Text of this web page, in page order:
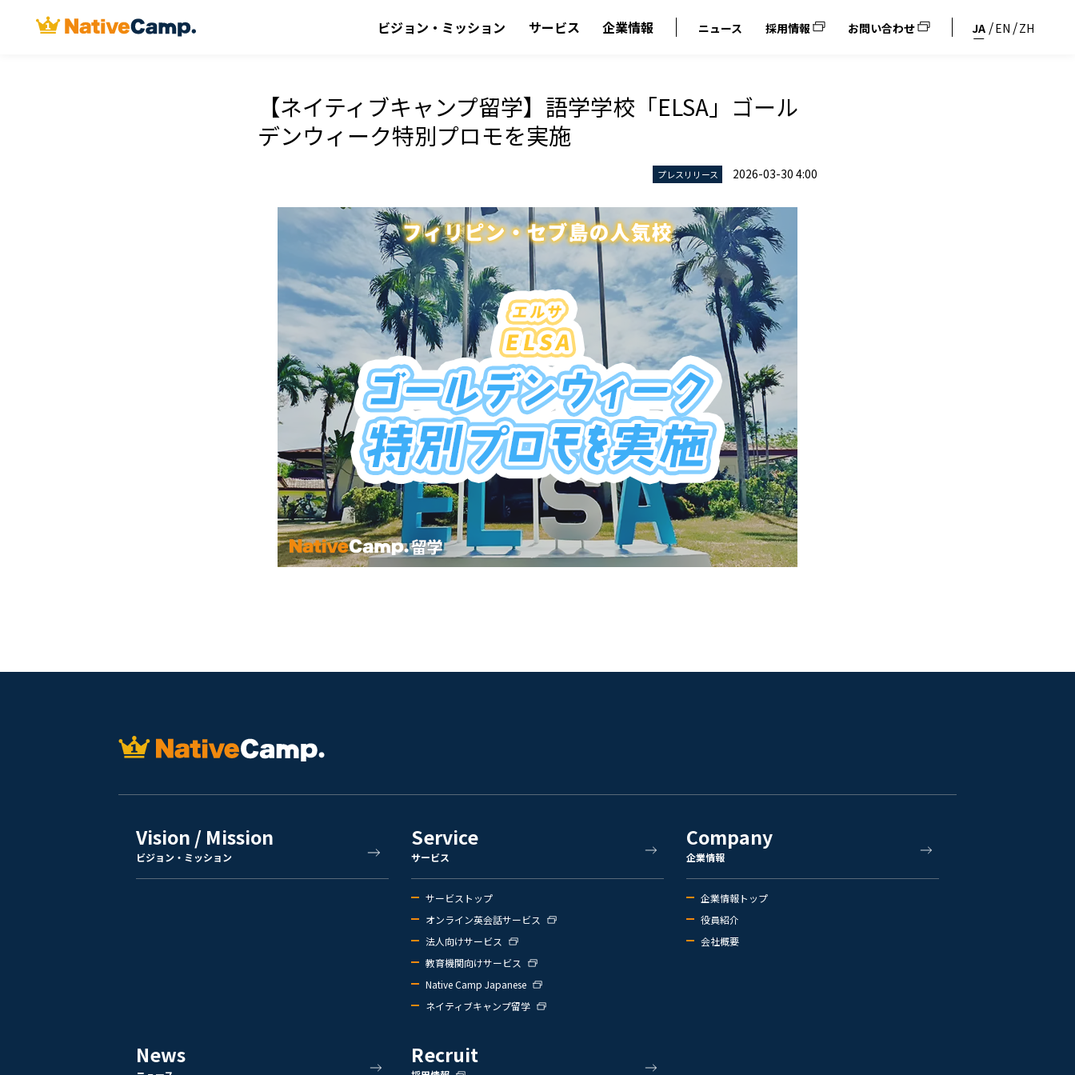
ビジョン・ミッション サービス 企業情報 ニュース 採用情報 お問い合わせ JA EN ZH
【ネイティブキャンプ留学】語学学校「ELSA」ゴール
デンウィーク特別プロモを実施
プレスリリース 2026-03-30 4:00
Vision / Mission
ビジョン・ミッション
Service
サービス
サービストップ
オンライン英会話サービス
法人向けサービス
教育機関向けサービス
Native Camp Japanese
ネイティブキャンプ留学
Company
企業情報
企業情報トップ
役員紹介
会社概要
News Recruit